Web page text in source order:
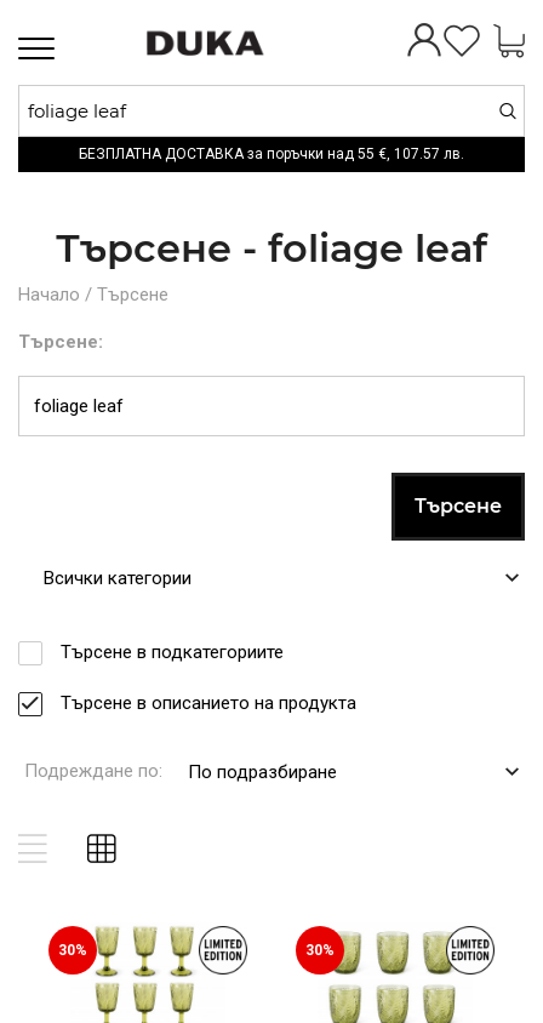
Toggle
БЕЗПЛАТНА ДОСТАВКА за поръчки над 55 €, 107.57 лв.
Търсене - foliage leaf
Начало / Търсене
Търсене:
Всички категории
Търсене в подкатегориите
Търсене в описанието на продукта
Подреждане по: По подразбиране
30% 30%